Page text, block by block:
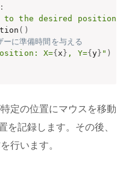
:
to the desired position
( )
に準備時間を与える
X={ x } , Y={ y } " )
定の位置にマウスを移動
を記録します。その後、
行います。